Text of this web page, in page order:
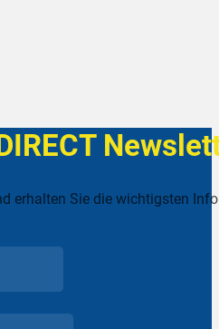
erhalten Sie die wichtigsten